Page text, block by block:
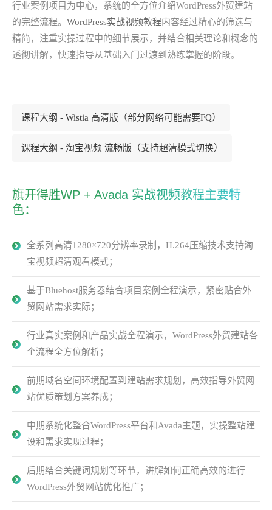
行业案例项目为中心，系统的全方位介绍WordPress外贸建站
的完整流程。 WordPress实战视频教程内容经过精心的筛选与
精简，注重实操过程中的细节展示，并结合相关理论和概念的
透彻讲解，快速指导从基础入门过渡到熟练掌握的阶段。
课程大纲 - Wistia 高清版（部分网络可能需要FQ）
课程大纲 - 淘宝视频 流畅版（支持超清模式切换）
旗开得胜WP + Avada 实战视频教程主要特
色：
全系列高清1280×720分辨率录制，H.264压缩技术支持淘
宝视频超清观看模式；
基于Bluehost服务器结合项目案例全程演示，紧密贴合外
贸网站需求实际；
行业真实案例和产品实战全程演示，WordPress外贸建站各
个流程全方位解析；
前期域名空间环境配置到建站需求规划，高效指导外贸网
站优质策划方案养成；
中期系统化整合WordPress平台和Avada主题，实操整站建
设和需求实现过程；
后期结合关键词规划等环节，讲解如何正确高效的进行
WordPress外贸网站优化推广；